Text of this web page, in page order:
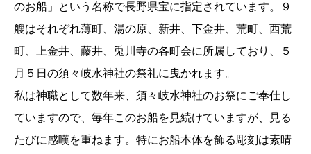
のお船」という名称で長野県宝に指定されています。９
艘はそれぞれ薄町、湯の原、新井、下金井、荒町、西荒
町、上金井、藤井、兎川寺の各町会に所属しており、５
月５日の須々岐水神社の祭礼に曳かれます。
私は神職として数年来、須々岐水神社のお祭にご奉仕し
ていますので、毎年このお船を見続けていますが、見る
たびに感嘆を重ねます。特にお船本体を飾る彫刻は素晴